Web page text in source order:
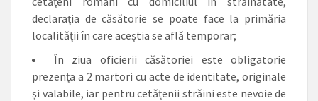
declarația de căsătorie se poate face la primăria
localității în care aceștia se află temporar;
În ziua oficierii căsătoriei este obligatorie
prezența a 2 martori cu acte de identitate, originale
și valabile, iar pentru cetățenii străini este nevoie de